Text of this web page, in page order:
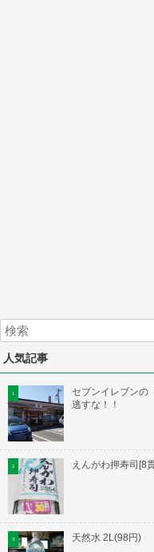
人気記事
セブンイレブンの
逃すな！！
えんがわ押寿司[8
天然水 2L(98円)